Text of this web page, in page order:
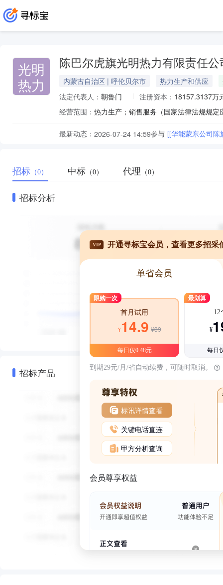
光明
热力
陈巴尔虎旗光明热力有限责任公
内蒙古自治区 | 呼伦贝尔市 热力生产和供应
法定代表人： 朝鲁门 注册资本： 18157.3137万
经营范围： 热力生产；销售服务（国家法律法规规
最新动态： 2026-07-24 14:59参与 [[华能蒙东公司
招标 （0） 中标 （0） 代理 （0）
招标分析
招标产品
VIP 开通寻标宝会员，查看更多招采
单省会员
限购一次
首月试用
¥14.9 ¥39
每日仅0.48元
最划算
12
¥
每日
到期29元/月/省自动续费，可随时取消。
标讯详情查看
关键电话直连
甲方分析查询
会员尊享权益